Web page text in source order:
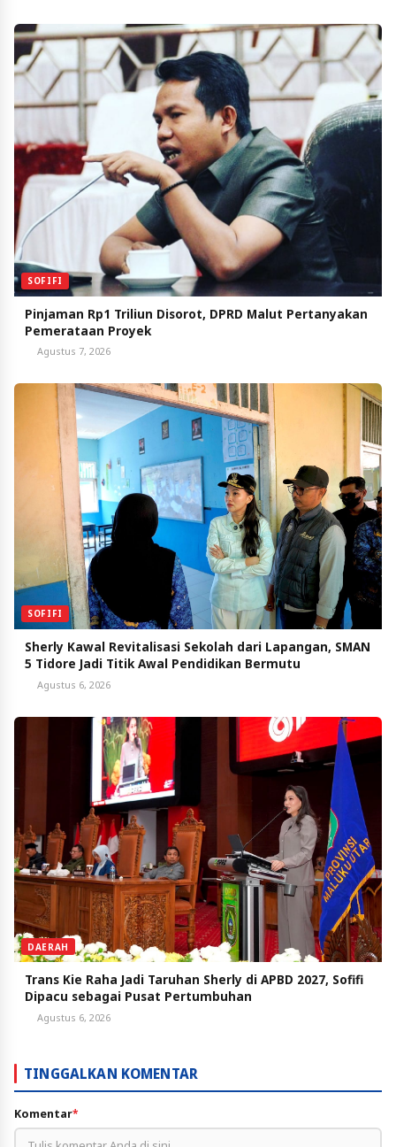
SOFIFI
Pinjaman Rp1 Triliun Disorot, DPRD Malut Pertanyakan
Pemerataan Proyek
Agustus 7, 2026
SOFIFI
Sherly Kawal Revitalisasi Sekolah dari Lapangan, SMAN
5 Tidore Jadi Titik Awal Pendidikan Bermutu
Agustus 6, 2026
DAERAH
Trans Kie Raha Jadi Taruhan Sherly di APBD 2027, Sofifi
Dipacu sebagai Pusat Pertumbuhan
Agustus 6, 2026
TINGGALKAN KOMENTAR
Komentar*